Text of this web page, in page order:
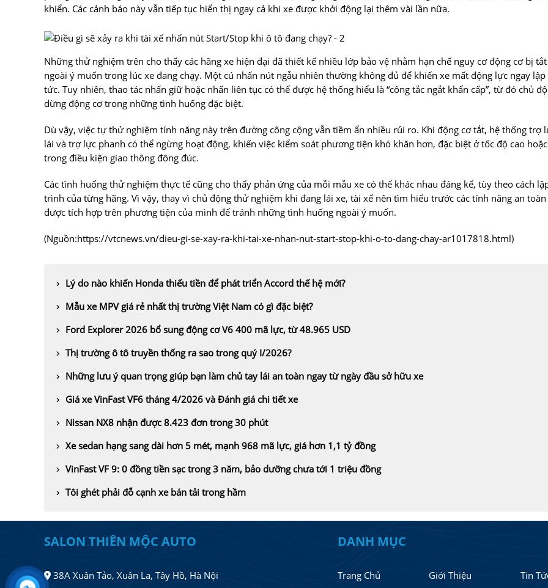
khiển. Các cảnh báo này vẫn tiếp tục hiển thị ngay cả khi xe được khởi động lại thêm vài lần nữa.
Những thử nghiệm trên cho thấy các hãng xe hiện đại đã thiết kế nhiều lớp bảo vệ nhằm hạn chế nguy cơ động cơ bị tắt
ngoài ý muốn trong lúc xe đang chạy. Một cú nhấn nút ngẫu nhiên thường không đủ để khiến xe mất động lực ngay lập
tức. Tuy nhiên, thao tác nhấn giữ hoặc nhấn liên tục có thể được hệ thống hiểu là “công tắc ngắt khẩn cấp”, từ đó chủ
dừng động cơ trong những tình huống đặc biệt.
Dù vậy, việc tự thử nghiệm tính năng này trên đường công cộng vẫn tiềm ẩn nhiều rủi ro. Khi động cơ tắt, hệ thống trợ
lái và trợ lực phanh có thể ngừng hoạt động, khiến việc kiểm soát phương tiện khó khăn hơn, đặc biệt ở tốc độ cao hoặc
trong điều kiện giao thông đông đúc.
Các tình huống thử nghiệm thực tế cũng cho thấy phản ứng của mỗi mẫu xe có thể khác nhau đáng kể, tùy theo cách
trình của từng hãng. Vì vậy, thay vì chủ động thử nghiệm khi đang lái xe, tài xế nên tìm hiểu trước các tính năng an toàn
được tích hợp trên phương tiện của mình để tránh những tình huống ngoài ý muốn.
(Nguồn:https://vtcnews.vn/dieu-gi-se-xay-ra-khi-tai-xe-nhan-nut-start-stop-khi-o-to-dang-chay-ar1017818.html)
Lý do nào khiến Honda thiếu tiền để phát triển Accord thế hệ mới?
Mẫu xe MPV giá rẻ nhất thị trường Việt Nam có gì đặc biệt?
Ford Explorer 2026 bổ sung động cơ V6 400 mã lực, từ 48.965 USD
Thị trường ô tô truyền thống ra sao trong quý I/2026?
Những lưu ý quan trọng giúp bạn làm chủ tay lái an toàn ngay từ ngày đầu sở hữu xe
Giá xe VinFast VF6 tháng 4/2026 và Đánh giá chi tiết xe
Nissan NX8 nhận được 8.423 đơn trong 30 phút
Xe sedan hạng sang dài hơn 5 mét, mạnh 968 mã lực, giá hơn 1,1 tỷ đồng
VinFast VF 9: 0 đồng tiền sạc trong 3 năm, bảo dưỡng chưa tới 1 triệu đồng
Tôi ghét phải đỗ cạnh xe bán tải trong hầm
SALON THIÊN MỘC AUTO
38A Xuân Tảo, Xuân La, Tây Hồ, Hà Nội
DANH MỤC
Trang Chủ Giới Thiệu Tin